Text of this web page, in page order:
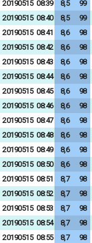
20190515 08:39 8,5 99
20190515 08:40 8,5 99
20190515 08:41 8,6 98
20190515 08:42 8,6 98
20190515 08:43 8,6 98
20190515 08:44 8,6 98
20190515 08:45 8,6 98
20190515 08:46 8,6 98
20190515 08:47 8,6 98
20190515 08:48 8,6 98
20190515 08:49 8,6 98
20190515 08:50 8,6 98
20190515 08:51 8,7 98
20190515 08:52 8,7 98
20190515 08:53 8,7 98
20190515 08:54 8,7 98
20190515 08:55 8,7 98